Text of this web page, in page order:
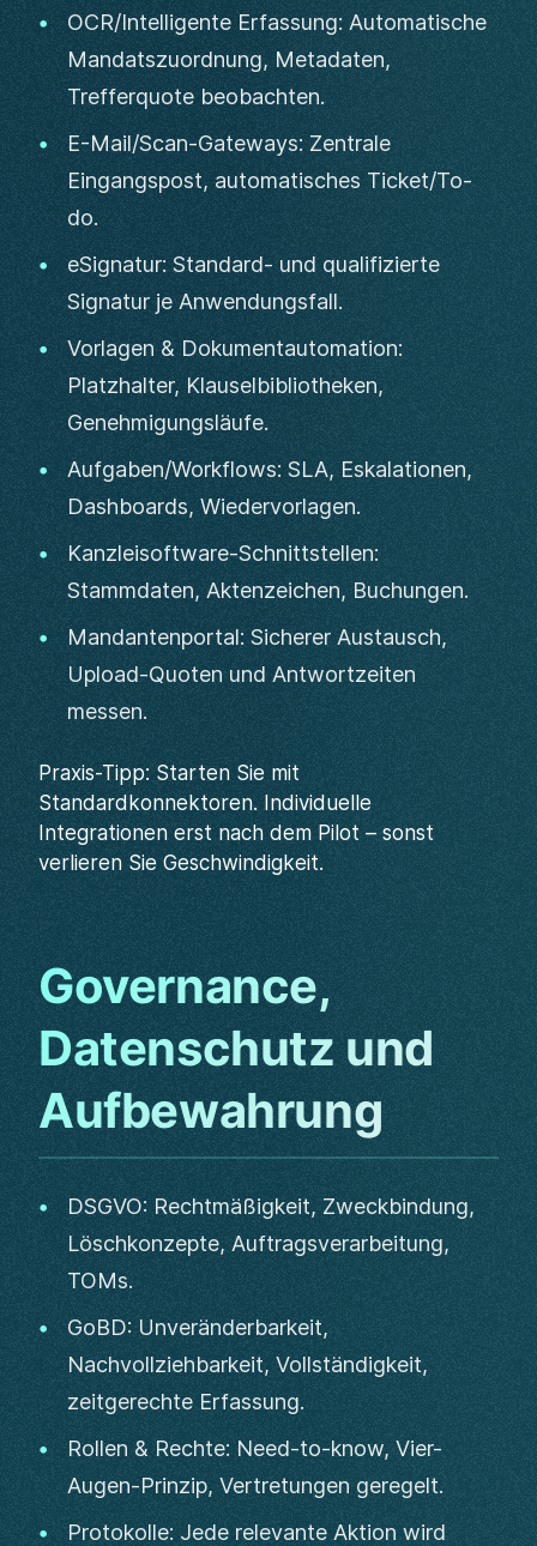
OCR/Intelligente Erfassung: Automatische
Mandatszuordnung, Metadaten,
Trefferquote beobachten.
E-Mail/Scan-Gateways: Zentrale
Eingangspost, automatisches Ticket/To-
do.
eSignatur: Standard- und qualifizierte
Signatur je Anwendungsfall.
Vorlagen & Dokumentautomation:
Platzhalter, Klauselbibliotheken,
Genehmigungsläufe.
Aufgaben/Workflows: SLA, Eskalationen,
Dashboards, Wiedervorlagen.
Kanzleisoftware-Schnittstellen:
Stammdaten, Aktenzeichen, Buchungen.
Mandantenportal: Sicherer Austausch,
Upload-Quoten und Antwortzeiten
messen.
Praxis-Tipp: Starten Sie mit
Standardkonnektoren. Individuelle
Integrationen erst nach dem Pilot – sonst
verlieren Sie Geschwindigkeit.
Governance,
Datenschutz und
Aufbewahrung
DSGVO: Rechtmäßigkeit, Zweckbindung,
Löschkonzepte, Auftragsverarbeitung,
TOMs.
GoBD: Unveränderbarkeit,
Nachvollziehbarkeit, Vollständigkeit,
zeitgerechte Erfassung.
Rollen & Rechte: Need-to-know, Vier-
Augen-Prinzip, Vertretungen geregelt.
Protokolle: Jede relevante Aktion wird